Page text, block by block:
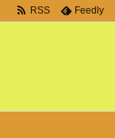
RSS Feedly